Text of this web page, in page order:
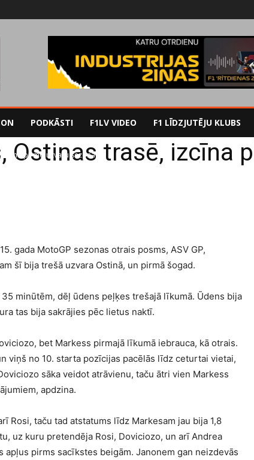
PODKĀSTI F1LV VIDEO F1 LĪDZJUTĒJU KLUBS
izcīna pirmo uzvaru sezonā
Ostinas trasē, izcīna
gada MotoGP sezonas otrais posms, ASV GP,
šī bija trešā uzvara Ostinā, un pirmā šogad.
minūtēm, dēļ ūdens peļķes trešajā līkumā. Ūdens bija
tas bija sakrājies pēc lietus naktī.
bet Markess pirmajā līkumā iebrauca, kā otrais.
viņš no 10. starta pozīcijas pacēlās līdz ceturtai vietai,
sāka veidot atrāvienu, taču ātri vien Markess
apdzina.
Rosi, taču tad atstatums līdz Markesam jau bija 1,8
uz kuru pretendēja Rosi, Doviciozo, un arī Andrea
apļus pirms sacīkstes beigām. Janonem gan neizdevās